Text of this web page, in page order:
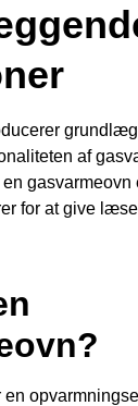
af
gasvarmeovn
for at give
en